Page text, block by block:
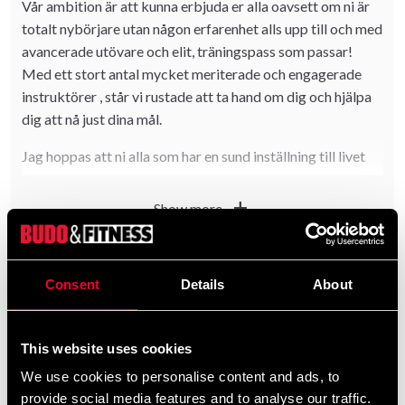
Consent Details About
This website uses cookies
We use cookies to personalise content and ads, to
provide social media features and to analyse our traffic.
Vår ambition är att kunna erbjuda er alla oavsett om ni är
totalt nybörjare utan någon erfarenhet alls upp till och med
avancerade utövare och elit, träningspass som passar!
Med ett stort antal mycket meriterade och engagerade
instruktörer , står vi rustade att ta hand om dig och hjälpa
dig att nå just dina mål.
Jag hoppas att ni alla som har en sund inställning till livet
V tränar på Olympiahallen (Filbornavägen 11,
Helsingborg) och det går lätt att parkera om du kommer
med bil.
Det är angeläget att alla skall kunna hitta sin plats hos oss.
Vi har en blandning av barn, ungdomar, vuxna medlemmar,
med sin träning. En del satsar på att tävla och andra inte.
Hos oss är det OK vilket som!
Show more add